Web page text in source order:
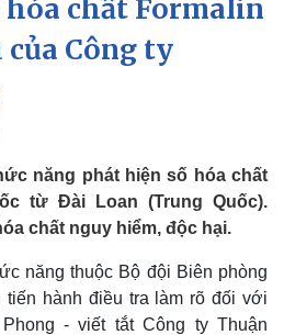
Xã hội
Tin 24h
Dự báo thời tiết
hóa chất Formalin
Công ty
năng phát hiện số hóa chất
từ Đài Loan (Trung Quốc).
chất nguy hiểm, độc hại.
năng thuộc Bộ đội Biên phòng
hành điều tra làm rõ đối với
- viết tắt Công ty Thuận